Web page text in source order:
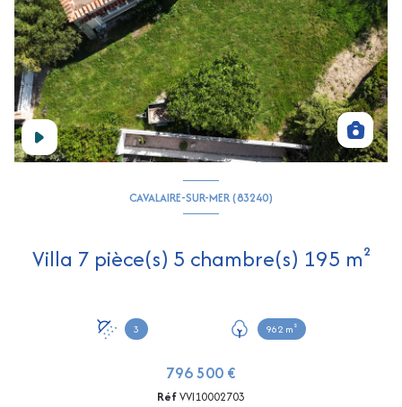
CAVALAIRE-SUR-MER (83240)
Villa 7 pièce(s) 5 chambre(s) 195 m²
3 962 m²
796 500 €
RéfVVI10002703